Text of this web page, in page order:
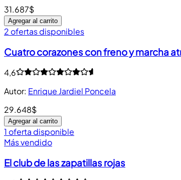
31.687$
Agregar al carrito
2 ofertas disponibles
Cuatro corazones con freno y marcha
4,6
Autor: Enrique Jardiel Poncela
29.648$
Agregar al carrito
1 oferta disponible
Más vendido
El club de las zapatillas rojas